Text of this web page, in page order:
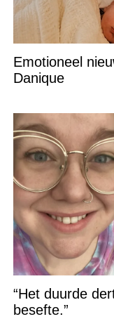
Emotioneel
Danique
“Het duurde
besefte.”